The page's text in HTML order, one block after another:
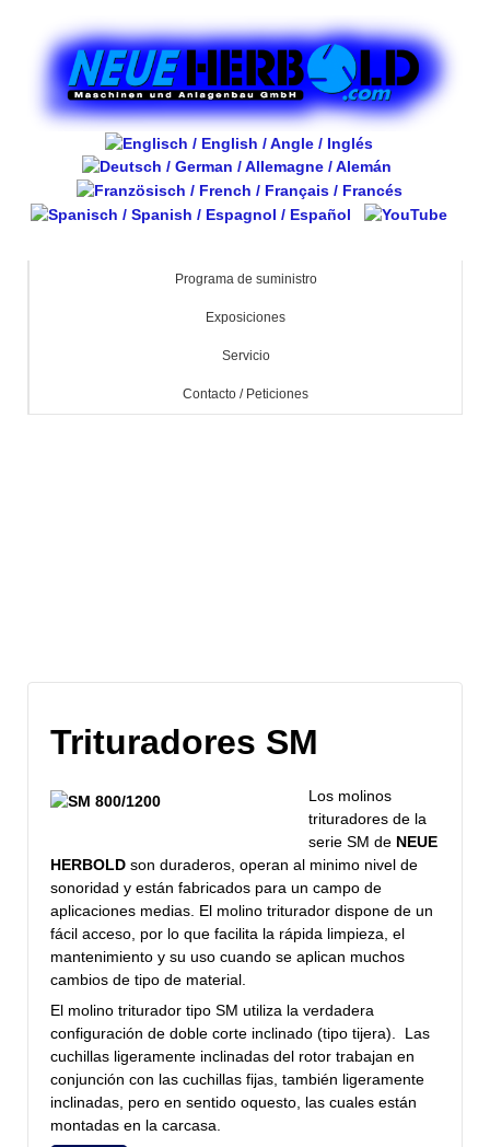
Programa de suministro
Exposiciones
Servicio
Contacto / Peticiones
Trituradores SM
Los molinos
trituradores de la
serie SM de NEUE
HERBOLD son duraderos, operan al minimo nivel de
sonoridad y están fabricados para un campo de
aplicaciones medias. El molino triturador dispone de un
fácil acceso, por lo que facilita la rápida limpieza, el
mantenimiento y su uso cuando se aplican muchos
cambios de tipo de material.
El molino triturador tipo SM utiliza la verdadera
configuración de doble corte inclinado (tipo tijera). Las
cuchillas ligeramente inclinadas del rotor trabajan en
conjunción con las cuchillas fijas, también ligeramente
inclinadas, pero en sentido oquesto, las cuales están
montadas en la carcasa.